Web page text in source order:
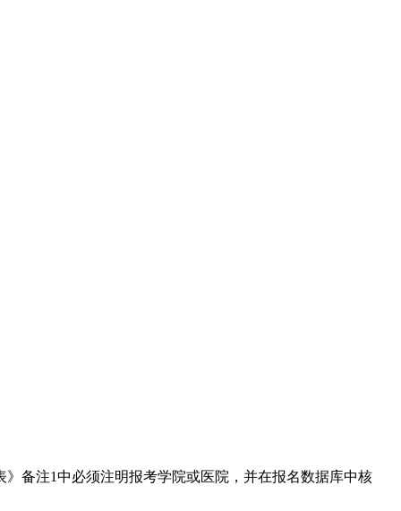
注1中必须注明报考学院或医院，并在报名数据库中核